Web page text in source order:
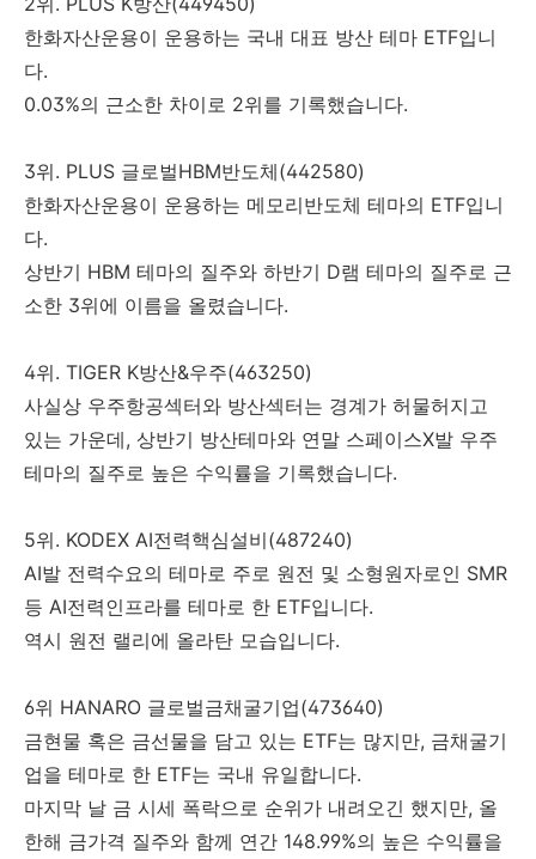
한화자산운용이 운용하는 국내 대표 방산 테마 ETF입니
다.
0.03%의 근소한 차이로 2위를 기록했습니다.
3위. PLUS 글로벌HBM반도체(442580)
한화자산운용이 운용하는 메모리반도체 테마의 ETF입니
다.
상반기 HBM 테마의 질주와 하반기 D램 테마의 질주로 근
소한 3위에 이름을 올렸습니다.
4위. TIGER K방산&우주(463250)
사실상 우주항공섹터와 방산섹터는 경계가 허물허지고
있는 가운데, 상반기 방산테마와 연말 스페이스X발 우주
테마의 질주로 높은 수익률을 기록했습니다.
5위. KODEX AI전력핵심설비(487240)
AI발 전력수요의 테마로 주로 원전 및 소형원자로인 SMR
등 AI전력인프라를 테마로 한 ETF입니다.
역시 원전 랠리에 올라탄 모습입니다.
6위 HANARO 글로벌금채굴기업(473640)
금현물 혹은 금선물을 담고 있는 ETF는 많지만, 금채굴기
업을 테마로 한 ETF는 국내 유일합니다.
마지막 날 금 시세 폭락으로 순위가 내려오긴 했지만, 올
한해 금가격 질주와 함께 연간 148.99%의 높은 수익률을